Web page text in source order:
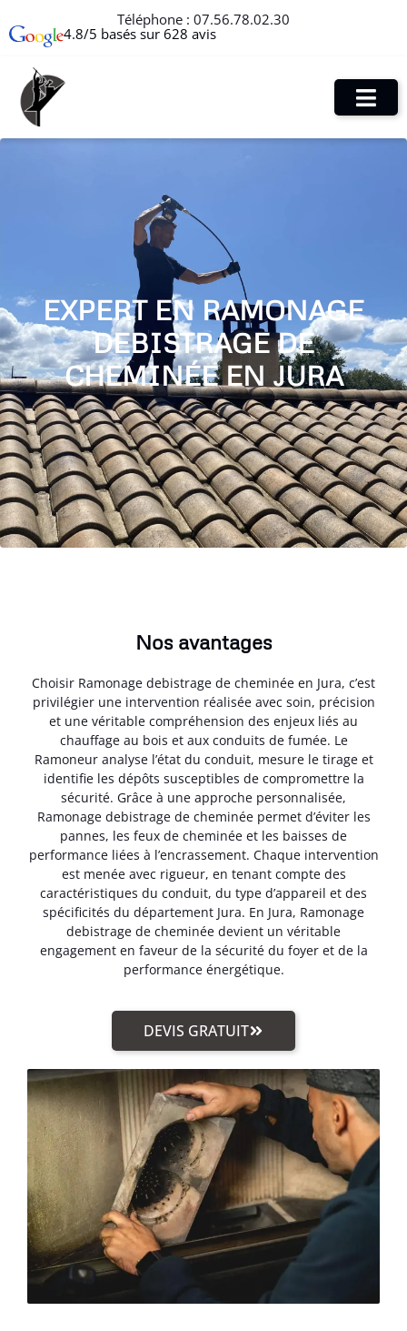
Téléphone : 07.56.78.02.30
4.8/5 basés sur 628 avis
EXPERT EN RAMONAGE
DEBISTRAGE DE
CHEMINÉE EN JURA
Nos avantages
Choisir Ramonage debistrage de cheminée en Jura, c’est
privilégier une intervention réalisée avec soin, précision
et une véritable compréhension des enjeux liés au
chauffage au bois et aux conduits de fumée. Le
Ramoneur analyse l’état du conduit, mesure le tirage et
identifie les dépôts susceptibles de compromettre la
sécurité. Grâce à une approche personnalisée,
Ramonage debistrage de cheminée permet d’éviter les
pannes, les feux de cheminée et les baisses de
performance liées à l’encrassement. Chaque intervention
est menée avec rigueur, en tenant compte des
caractéristiques du conduit, du type d’appareil et des
spécificités du département Jura. En Jura, Ramonage
debistrage de cheminée devient un véritable
engagement en faveur de la sécurité du foyer et de la
performance énergétique.
DEVIS GRATUIT